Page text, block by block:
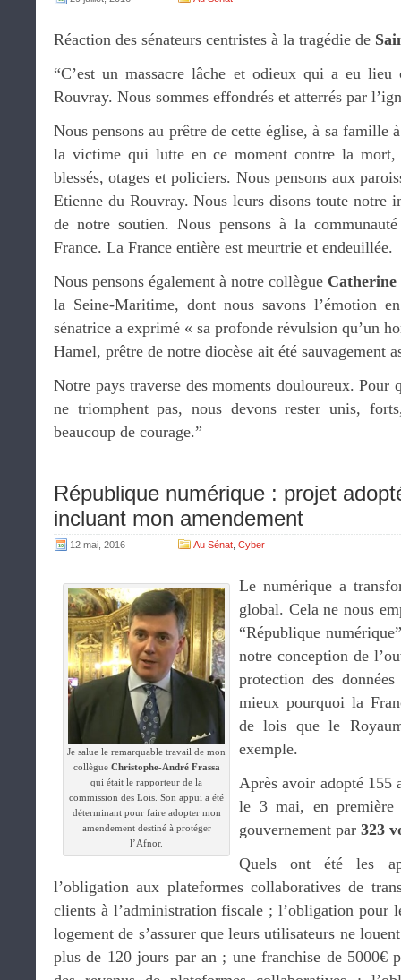
Réaction des sénateurs centristes à la tragédie de
“C’est un massacre lâche et odieux qui a eu
Rouvray. Nous sommes effondrés et atterrés par
Nous pensons au prêtre de cette église, à sa famille
la victime qui lutte en ce moment contre la
blessés, otages et policiers. Nous pensons aux
Etienne du Rouvray. Nous leurs disons toute notre
de notre soutien. Nous pensons à la
France. La France entière est meurtrie et endeuillée.
Nous pensons également à notre collègue
la Seine-Maritime, dont nous savons l’émotion
sénatrice a exprimé « sa profonde révulsion qu’un
Hamel, prêtre de notre diocèse ait été sauvagement
Notre pays traverse des moments douloureux. Pour
ne triomphent pas, nous devons rester unis,
beaucoup de courage.”
République numérique : projet
incluant mon amendement
12 mai, 2016 Au Sénat Cyber
Je salue le remarquable travail de mon
collègue Christophe-André Frassa
qui était le rapporteur de la
commission des Lois. Son appui a été
déterminant pour faire adopter mon
amendement destiné à protéger
l’Afnor.
Le numérique a
global. Cela ne nous
“République
notre conception de
protection des
mieux pourquoi la
de lois que le
exemple.
Après avoir adopté 155
le 3 mai, en
gouvernement par 323
Quels ont été les
l’obligation aux plateformes collaboratives de
clients à l’administration fiscale ; l’obligation pour
logement de s’assurer que leurs utilisateurs ne
plus de 120 jours par an ; une franchise de 5000€